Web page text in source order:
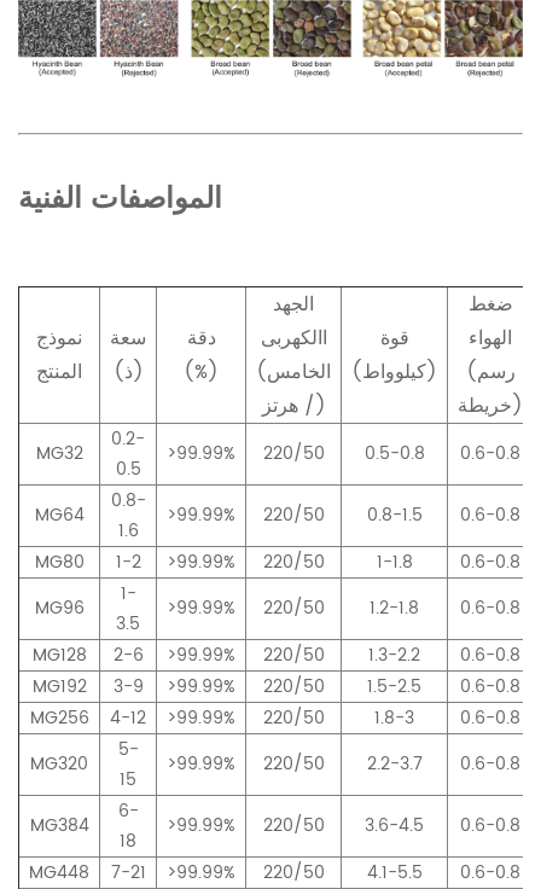
المواصفات الفنية
نموذج
المنتج
سعة
(ذ)
دقة
(%)
الجهد
االكهربى
(الخامس
/ هرتز)
قوة
(كيلوواط)
ضغط
الهواء
(رسم
خريطة)
MG32
0.2-
0.5
>99.99% 220/50 0.5-0.8 0.6-0.8
MG64
0.8-
1.6
>99.99% 220/50 0.8-1.5
0.6-0.8
MG80
1-2 >99.99% 220/50 1-1.8
0.6-0.8
MG96
1-
3.5
>99.99% 220/50 1.2-1.8
0.6-0.8
MG128
2-6 >99.99% 220/50 1.3-2.2
0.6-0.8
MG192
3-9 >99.99% 220/50 1.5-2.5
0.6-0.8
MG256
4-12 >99.99% 220/50 1.8-3
0.6-0.8
MG320
5-
15
>99.99% 220/50 2.2-3.7 0.6-0.8
MG384
6-
18
>99.99% 220/50 3.6-4.5
0.6-0.8
MG448
7-21 >99.99% 220/50 4.1-5.5
0.6-0.8